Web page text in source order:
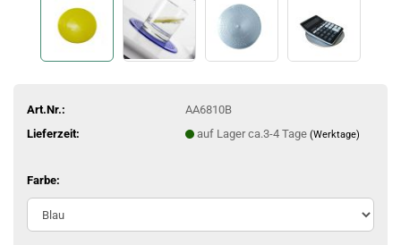
Art.Nr.:
AA6810B
Lieferzeit:
auf Lager ca.3-4 Tage (Werktage)
Farbe: